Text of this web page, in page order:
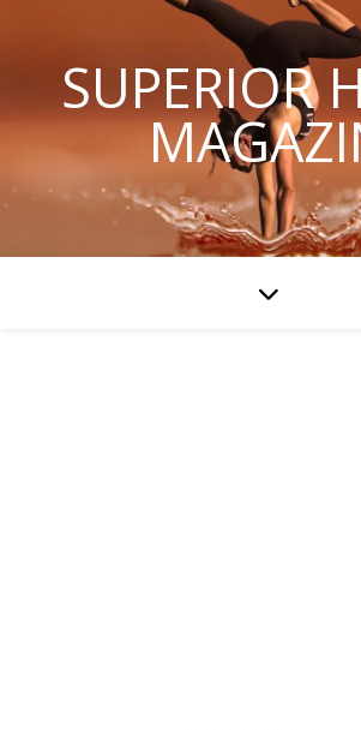
SUPERIOR